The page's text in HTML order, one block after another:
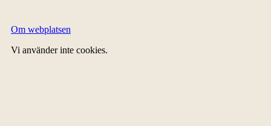
Om webplatsen
Vi använder inte cookies.